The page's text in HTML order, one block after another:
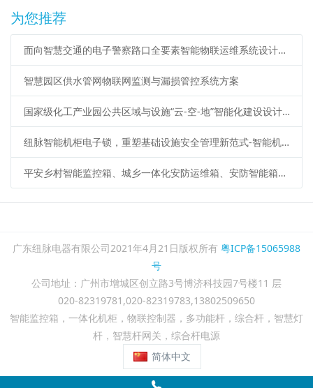
为您推荐
面向智慧交通的电子警察路口全要素智能物联运维系统设计方案
智慧园区供水管网物联网监测与漏损管控系统方案
国家级化工产业园公共区域与设施“云-空-地”智能化建设设计方案
纽脉智能机柜电子锁，重塑基础设施安全管理新范式-智能机柜锁、蓝牙电子锁、iC卡电子锁、机柜物联锁、485远程电子锁、物联智能锁
平安乡村智能监控箱、城乡一体化安防运维箱、安防智能箱应用广泛应用
广东纽脉电器有限公司2021年4月21日版权所有 粤ICP备15065988
号
公司地址：广州市增城区创立路3号博济科技园7号楼11 层
020-82319781,020-82319783,13802509650
智能监控箱，一体化机柜，物联控制器，多功能杆，综合杆，智慧灯
杆，智慧杆网关，综合杆电源
简体中文